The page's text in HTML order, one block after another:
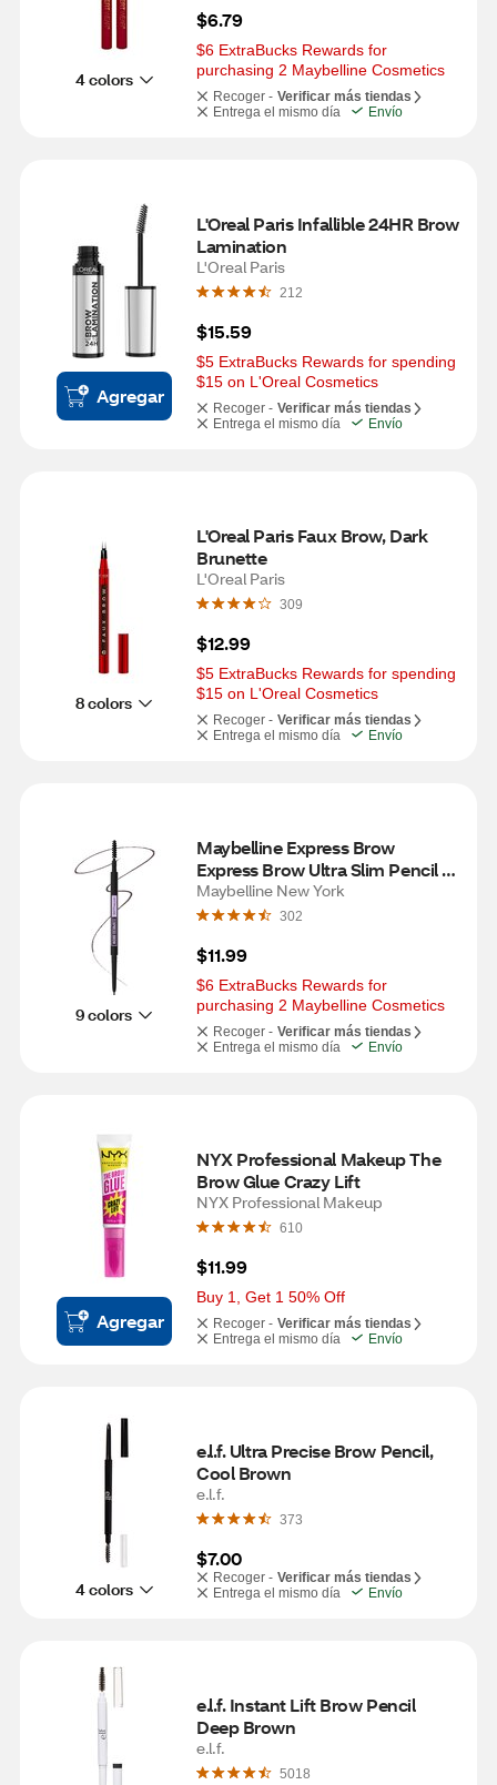
4 colors
$6.79
$6 ExtraBucks Rewards for
purchasing 2 Maybelline Cosmetics
Recoger - Verificar más tiendas
Entrega el mismo día
Envío
Agregar
L'Oreal Paris Infallible 24HR Brow
Lamination
L'Oreal Paris
212
$15.59
$5 ExtraBucks Rewards for spending
$15 on L'Oreal Cosmetics
Recoger - Verificar más tiendas
Entrega el mismo día
Envío
8 colors
L'Oreal Paris Faux Brow, Dark
Brunette
L'Oreal Paris
309
$12.99
$5 ExtraBucks Rewards for spending
$15 on L'Oreal Cosmetics
Recoger - Verificar más tiendas
Entrega el mismo día
Envío
9 colors
Maybelline Express Brow
Express Brow Ultra Slim Pencil
Eyebrow Makeup, Precision Tip,
Black Brown, 0. oz
Maybelline New York
302
$11.99
$6 ExtraBucks Rewards for
purchasing 2 Maybelline Cosmetics
Recoger - Verificar más tiendas
Entrega el mismo día
Envío
Agregar
NYX Professional Makeup The
Brow Glue Crazy Lift
NYX Professional Makeup
610
$11.99
Buy 1, Get 1 50% Off
Recoger - Verificar más tiendas
Entrega el mismo día
Envío
4 colors
e.l.f. Ultra Precise Brow Pencil,
Cool Brown
e.l.f.
373
$7.00
Recoger - Verificar más tiendas
Entrega el mismo día
Envío
e.l.f. Instant Lift Brow Pencil
Deep Brown
e.l.f.
5018